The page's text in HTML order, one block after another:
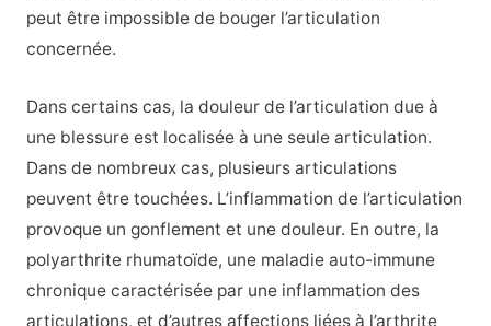
peut être impossible de bouger l’articulation
concernée.
Dans certains cas, la douleur de l’articulation due à
une blessure est localisée à une seule articulation.
Dans de nombreux cas, plusieurs articulations
peuvent être touchées. L’inflammation de l’articulation
provoque un gonflement et une douleur. En outre, la
polyarthrite rhumatoïde, une maladie auto-immune
chronique caractérisée par une inflammation des
articulations, et d’autres affections liées à l’arthrite